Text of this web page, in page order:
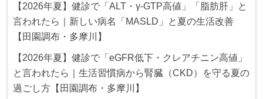
【2026年夏】健診で「ALT・γ-GTP高値」「脂肪肝」と
言われたら｜新しい病名「MASLD」と夏の生活改善
【田園調布・多摩川】
【2026年夏】健診で「eGFR低下・クレアチニン高値」
と言われたら｜生活習慣病から腎臓（CKD）を守る夏の
過ごし方【田園調布・多摩川】